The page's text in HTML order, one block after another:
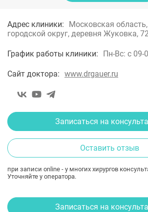
Адрес клиники:
Московская
городской округ, деревня Жуковка,
График работы клиники: Пн-Вс: с 09-
Сайт доктора: www.drgauer.ru
Записаться на
Оставить отзыв
при записи online - у многих хирургов
Уточняйте у оператора.
Записаться на